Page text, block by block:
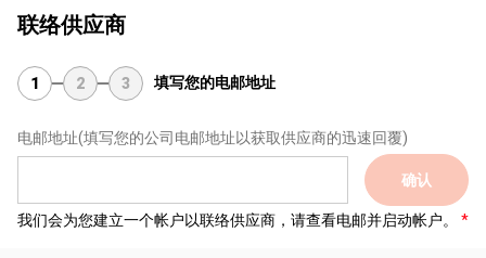
联络供应商
1 2 3 填写您的电邮地址
电邮地址(填写您的公司电邮地址以获取供应商的迅速回覆)
确认
我们会为您建立一个帐户以联络供应商，请查看电邮并启动帐户。